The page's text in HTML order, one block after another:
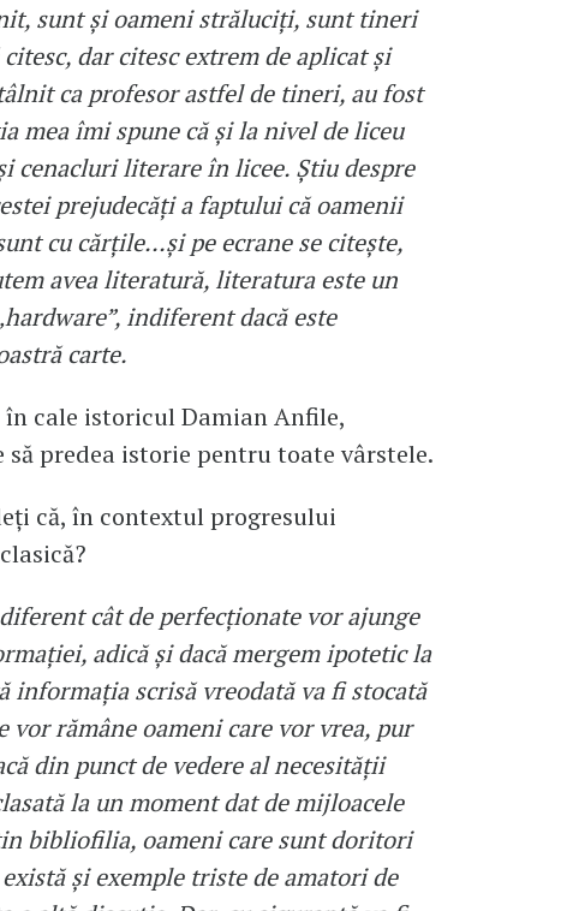
sunt și oameni străluciți, sunt tineri
dar citesc extrem de aplicat și
ca profesor astfel de tineri, au fost
mea îmi spune că și la nivel de liceu
cenacluri literare în licee. Știu despre
prejudecăți a faptului că oamenii
cu cărțile...și pe ecrane se citește,
avea literatură, literatura este un
indiferent dacă este
carte.
cale istoricul Damian Anfile,
predea istorie pentru toate vârstele.
că, în contextul progresului
cât de perfecționate vor ajunge
adică și dacă mergem ipotetic la
informația scrisă vreodată va fi stocată
vor rămâne oameni care vor vrea, pur
din punct de vedere al necesității
la un moment dat de mijloacele
bibliofilia, oameni care sunt doritori
și exemple triste de amatori de